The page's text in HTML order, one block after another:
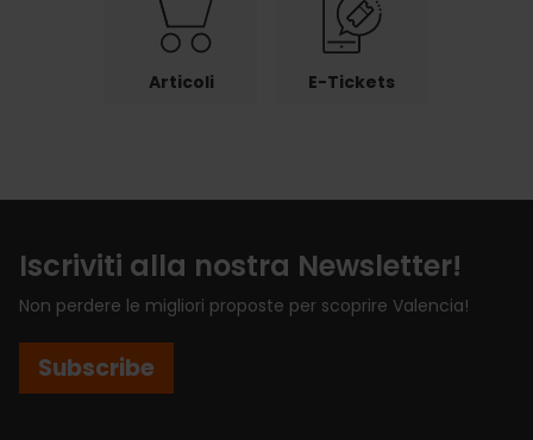
Articoli E-Tickets
Iscriviti alla nostra Newsletter!
Non perdere le migliori proposte per scoprire Valencia!
Subscribe